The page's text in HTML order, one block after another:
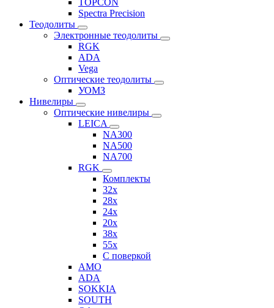
Spectra Precision
Теодолиты
Электронные теодолиты
RGK
ADA
Vega
Оптические теодолиты
УОМЗ
Нивелиры
Оптические нивелиры
LEICA
NA300
NA500
NA700
RGK
Комплекты
32x
28x
24x
20x
38x
55x
C поверкой
AMO
ADA
SOKKIA
SOUTH